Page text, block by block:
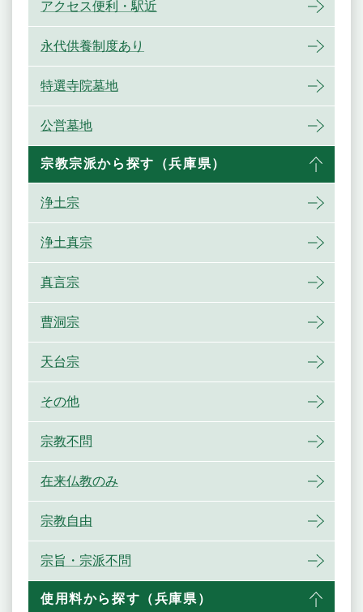
アクセス便利・駅近
永代供養制度あり
特選寺院墓地
公営墓地
宗教宗派から探す（兵庫県）
浄土宗
浄土真宗
真言宗
曹洞宗
天台宗
その他
宗教不問
在来仏教のみ
宗教自由
宗旨・宗派不問
使用料から探す（兵庫県）